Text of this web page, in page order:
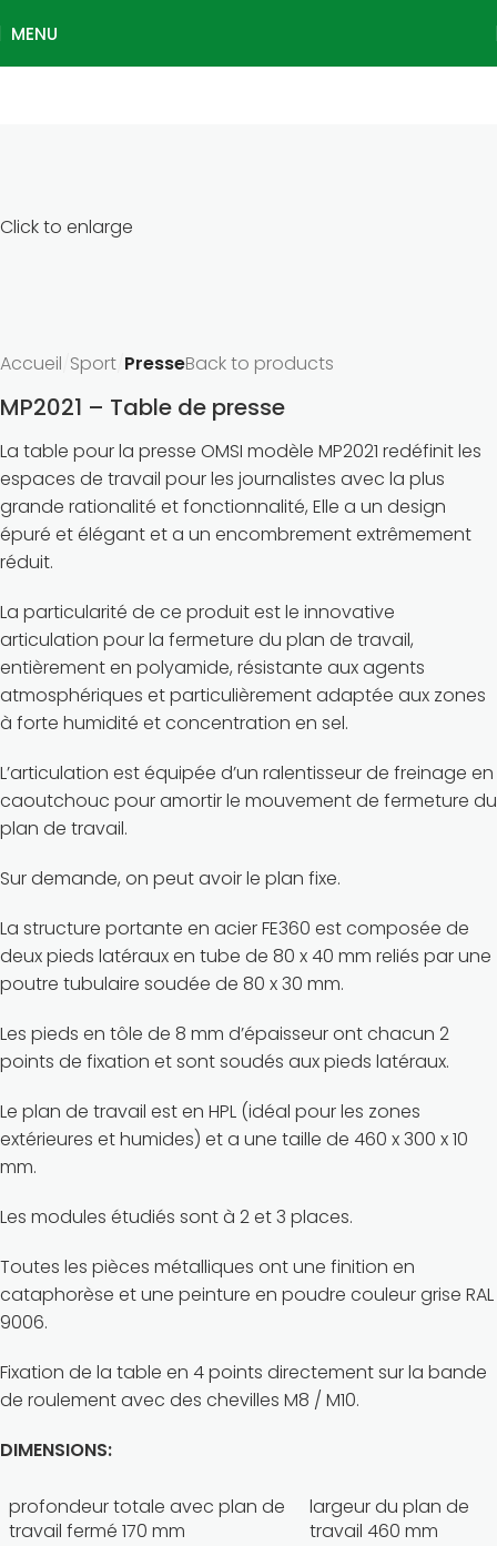
MENU
Click to enlarge
Accueil Sport PresseBack to products
MP2021 – Table de presse
La table pour la presse OMSI modèle MP2021 redéfinit les
espaces de travail pour les journalistes avec la plus
grande rationalité et fonctionnalité, Elle a un design
épuré et élégant et a un encombrement extrêmement
réduit.
La particularité de ce produit est le innovative
articulation pour la fermeture du plan de travail,
entièrement en polyamide, résistante aux agents
atmosphériques et particulièrement adaptée aux zones
à forte humidité et concentration en sel.
L’articulation est équipée d’un ralentisseur de freinage en
caoutchouc pour amortir le mouvement de fermeture du
plan de travail.
Sur demande, on peut avoir le plan fixe.
La structure portante en acier FE360 est composée de
deux pieds latéraux en tube de 80 x 40 mm reliés par une
poutre tubulaire soudée de 80 x 30 mm.
Les pieds en tôle de 8 mm d’épaisseur ont chacun 2
points de fixation et sont soudés aux pieds latéraux.
Le plan de travail est en HPL (idéal pour les zones
extérieures et humides) et a une taille de 460 x 300 x 10
mm.
Les modules étudiés sont à 2 et 3 places.
Toutes les pièces métalliques ont une finition en
cataphorèse et une peinture en poudre couleur grise RAL
9006.
Fixation de la table en 4 points directement sur la bande
de roulement avec des chevilles M8 / M10.
DIMENSIONS:
profondeur totale avec plan de
travail fermé 170 mm
largeur du plan de
travail 460 mm